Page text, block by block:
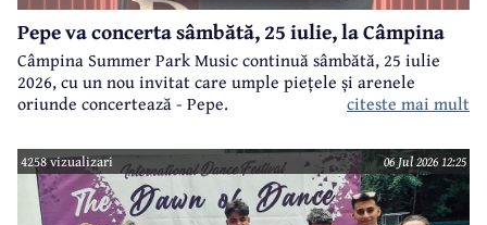
Pepe va concerta sâmbătă, 25 iulie, la Câmpina
Câmpina Summer Park Music continuă sâmbătă, 25 iulie
2026, cu un nou invitat care umple piețele și arenele
oriunde concertează - Pepe.
citeste mai mult
4258 vizualizari 06 Jul 2026 12:25